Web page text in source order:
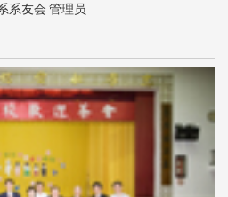
系友会 管理员